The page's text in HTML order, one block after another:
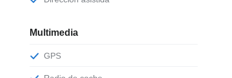
Multimedia
GPS